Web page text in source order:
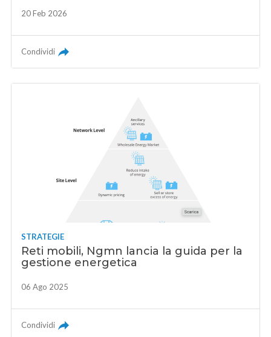
20 Feb 2026
Condividi
STRATEGIE
Reti mobili, Ngmn lancia la guida per la
gestione energetica
06 Ago 2025
Condividi